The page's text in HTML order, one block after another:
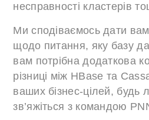
несправності кластерів
Ми сподіваємось дати вам
щодо питання, яку базу
вам потрібна додаткова
різниці між HBase та
ваших бізнес-цілей, будь
зв’яжіться з командою